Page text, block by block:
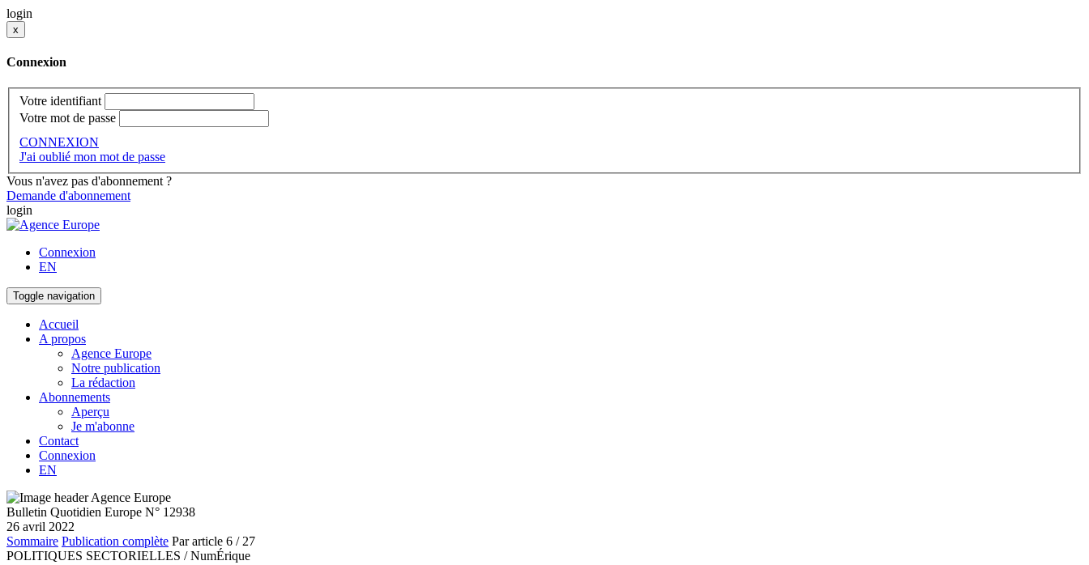
login
x
Connexion
Votre identifiant
Votre mot de passe
CONNEXION
J'ai oublié mon mot de passe
Vous n'avez pas d'abonnement ?
Demande d'abonnement
login
Connexion
EN
Toggle navigation
Accueil
A propos
Agence Europe
Notre publication
La rédaction
Abonnements
Aperçu
Je m'abonne
Contact
Connexion
EN
Bulletin Quotidien Europe N° 12938
26 avril 2022
Sommaire Publication complète Par article 6 / 27
POLITIQUES SECTORIELLES / NumÉrique